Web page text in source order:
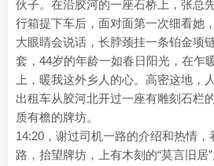
伙子。在沿胶河的一座石桥上，张总
行箱提下车后，面对面第一次细看她
大眼睛会说话，长脖颈挂一条铂金项
套，44岁的年龄一如春日阳光，在乍
上，暖我这外乡人的心。高密这地，
出租车从胶河北开过一座有雕刻石栏
质有檐的牌坊。
14:20，谢过司机一路的介绍和热情，
路，抬望牌坊，上有木刻的“莫言旧居